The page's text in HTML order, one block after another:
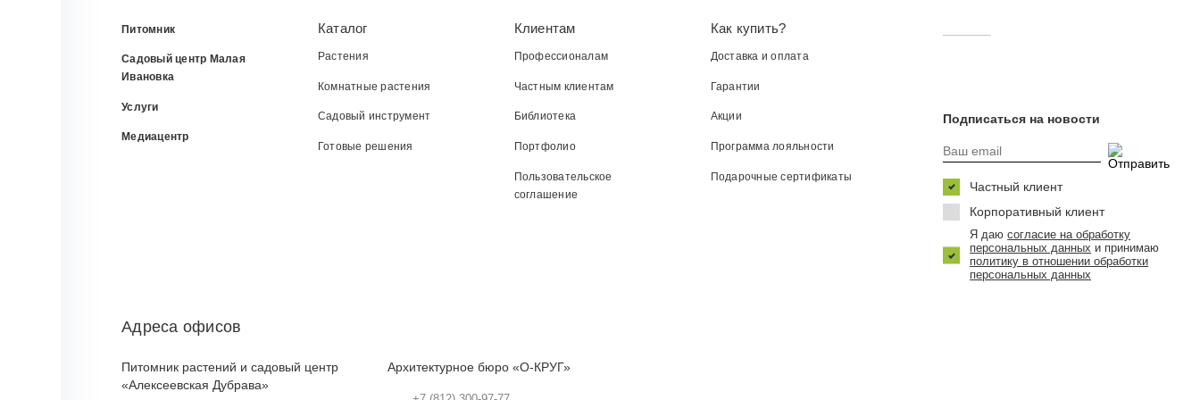
Питомник
Садовый центр Малая
Ивановка
Услуги
Медиацентр
Каталог
Растения
Комнатные растения
Садовый инструмент
Готовые решения
Клиентам
Профессионалам
Частным клиентам
Библиотека
Портфолио
Пользовательское
соглашение
Как купить?
Доставка и оплата
Гарантии
Акции
Программа лояльности
Подарочные сертификаты
Подписаться на новости
Частный клиент
Корпоративный клиент
Я даюсогласие на обработку
персональных данных и принимаю
политику в отношении обработки
персональных данных
Адреса офисов
Питомник растений и садовый центр
«Алексеевская Дубрава»
Архитектурное бюро «О-КРУГ»